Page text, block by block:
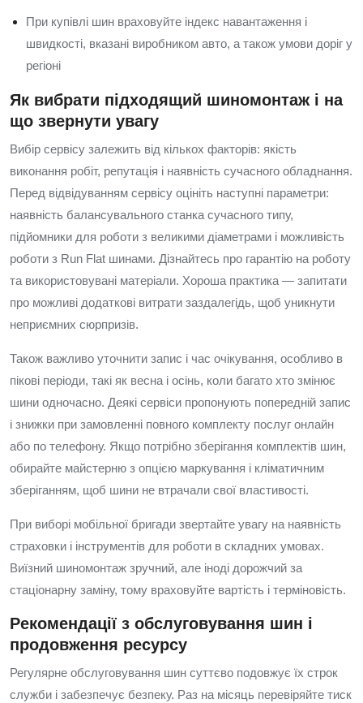
При купівлі шин враховуйте індекс навантаження і
швидкості, вказані виробником авто, а також умови доріг у
регіоні
Як вибрати підходящий шиномонтаж і на
що звернути увагу
Вибір сервісу залежить від кількох факторів: якість
виконання робіт, репутація і наявність сучасного обладнання.
Перед відвідуванням сервісу оцініть наступні параметри:
наявність балансувального станка сучасного типу,
підйомники для роботи з великими діаметрами і можливість
роботи з Run Flat шинами. Дізнайтесь про гарантію на роботу
та використовувані матеріали. Хороша практика — запитати
про можливі додаткові витрати заздалегідь, щоб уникнути
неприємних сюрпризів.
Також важливо уточнити запис і час очікування, особливо в
пікові періоди, такі як весна і осінь, коли багато хто змінює
шини одночасно. Деякі сервіси пропонують попередній запис
і знижки при замовленні повного комплекту послуг онлайн
або по телефону. Якщо потрібно зберігання комплектів шин,
обирайте майстерню з опцією маркування і кліматичним
зберіганням, щоб шини не втрачали свої властивості.
При виборі мобільної бригади звертайте увагу на наявність
страховки і інструментів для роботи в складних умовах.
Виїзний шиномонтаж зручний, але іноді дорожчий за
стаціонарну заміну, тому враховуйте вартість і терміновість.
Рекомендації з обслуговування шин і
продовження ресурсу
Регулярне обслуговування шин суттєво подовжує їх строк
служби і забезпечує безпеку. Раз на місяць перевіряйте тиск